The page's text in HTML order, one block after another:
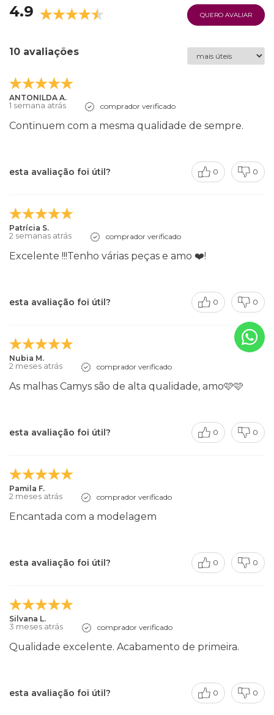
4.9 QUERO AVALIAR
10 avaliações
ANTONILDA A.
1 semana atrás comprador verificado
Continuem com a mesma qualidade de sempre.
esta avaliação foi útil? 0 0
Patrícia S.
2 semanas atrás comprador verificado
Excelente !!!Tenho várias peças e amo ❤️!
esta avaliação foi útil? 0 0
Nubia M.
2 meses atrás comprador verificado
As malhas Camys são de alta qualidade, amo🩷🩷
esta avaliação foi útil? 0 0
Pamila F.
2 meses atrás comprador verificado
Encantada com a modelagem
esta avaliação foi útil? 0 0
Silvana L.
3 meses atrás comprador verificado
Qualidade excelente. Acabamento de primeira.
esta avaliação foi útil? 0 0